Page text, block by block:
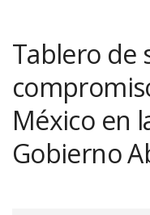
Tablero de
México en
Gobierno